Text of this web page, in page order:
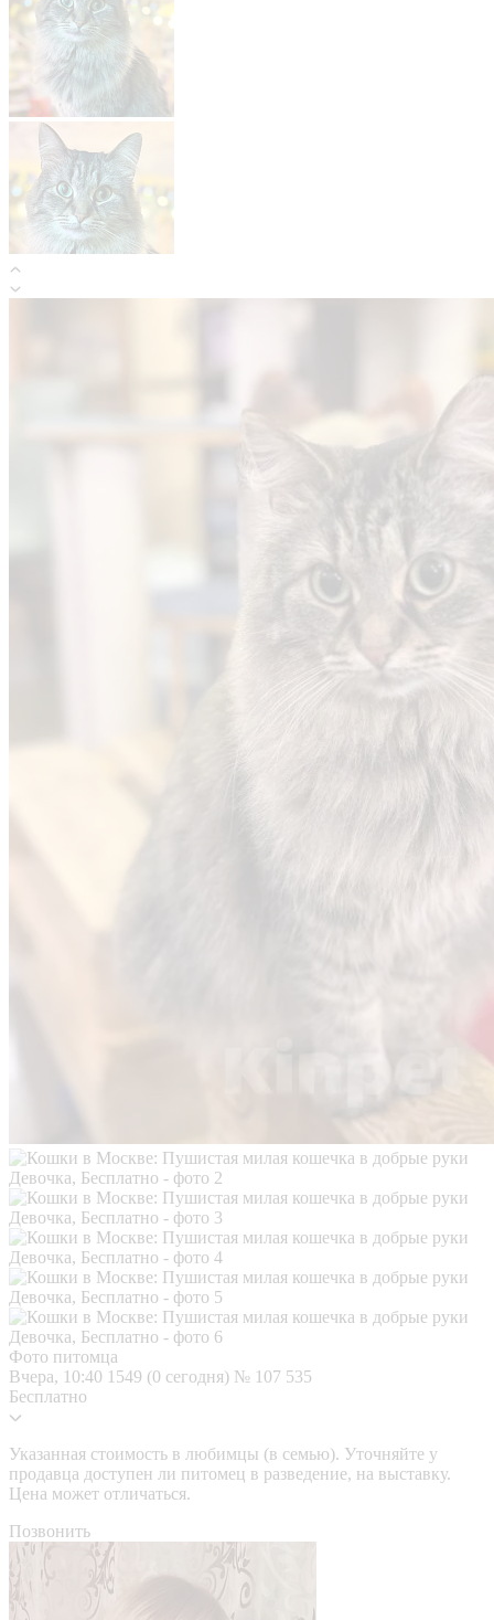
Фото питомца
Вчера, 10:40 1549 (0 сегодня) № 107 535
Бесплатно
Указанная стоимость в любимцы (в семью). Уточняйте у
продавца доступен ли питомец в разведение, на выставку.
Цена может отличаться.
Позвонить